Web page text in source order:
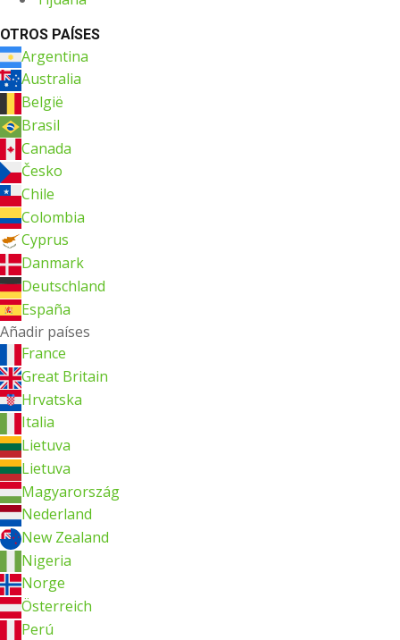
OTROS PAÍSES
Argentina
Australia
België
Brasil
Canada
Česko
Chile
Colombia
Cyprus
Danmark
Deutschland
España
Añadir países
France
Great Britain
Hrvatska
Italia
Lietuva
Lietuva
Magyarország
Nederland
New Zealand
Nigeria
Norge
Österreich
Perú